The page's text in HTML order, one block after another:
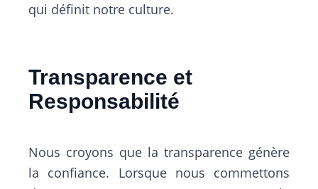
qui définit notre culture.
Transparence et
Responsabilité
Nous croyons que la transparence génère
la confiance. Lorsque nous commettons